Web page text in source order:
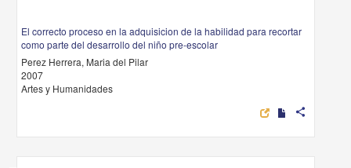
El correcto proceso en la adquisicion de la habilidad para recortar
como parte del desarrollo del niño pre-escolar
Perez Herrera, Maria del Pilar
2007
Artes y Humanidades
share